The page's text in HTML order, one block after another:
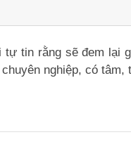
tự tin rằng sẽ đem lại
nghiệp, có tâm,